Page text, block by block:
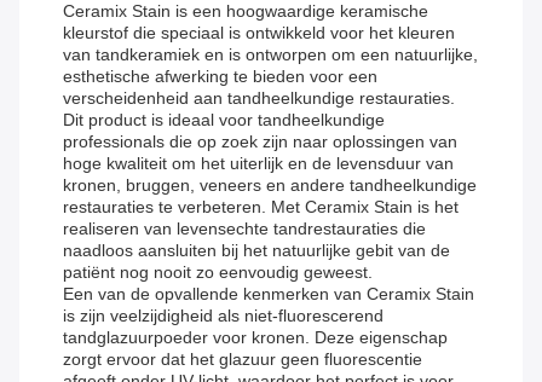
Ceramix Stain is een hoogwaardige keramische
kleurstof die speciaal is ontwikkeld voor het kleuren
van tandkeramiek en is ontworpen om een ​​natuurlijke,
esthetische afwerking te bieden voor een
verscheidenheid aan tandheelkundige restauraties.
Dit product is ideaal voor tandheelkundige
professionals die op zoek zijn naar oplossingen van
hoge kwaliteit om het uiterlijk en de levensduur van
kronen, bruggen, veneers en andere tandheelkundige
restauraties te verbeteren. Met Ceramix Stain is het
realiseren van levensechte tandrestauraties die
naadloos aansluiten bij het natuurlijke gebit van de
patiënt nog nooit zo eenvoudig geweest.
Een van de opvallende kenmerken van Ceramix Stain
is zijn veelzijdigheid als niet-fluorescerend
tandglazuurpoeder voor kronen. Deze eigenschap
zorgt ervoor dat het glazuur geen fluorescentie